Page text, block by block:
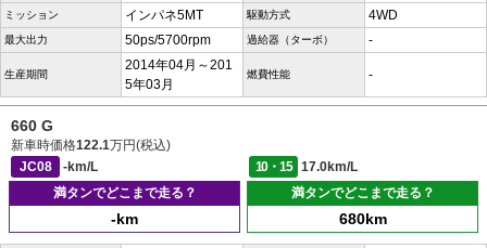
ミッション インパネ5MT 駆動方式 4WD
最大出力 50ps/5700rpm 過給器（ターボ） -
生産期間
2014年04月～201
5年03月
燃費性能 -
660 G
新車時価格122.1万円(税込)
JC08
-km/L 10・15
17.0km/L
満タンでどこまで走る？
-km
満タンでどこまで走る？
680km